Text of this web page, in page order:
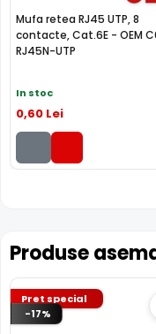
Mufa retea RJ45 UTP, 8
contacte, Cat.6E - OEM
RJ45N-UTP
In stoc
0,60 Lei
Produse
Pret special
-17%